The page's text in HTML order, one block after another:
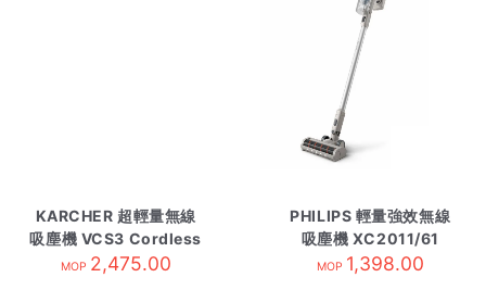
KARCHER 超輕量無線
吸塵機 VCS3 Cordless
MOP 2,475.00
PHILIPS 輕量強效無線
吸塵機 XC2011/61
MOP 1,398.00